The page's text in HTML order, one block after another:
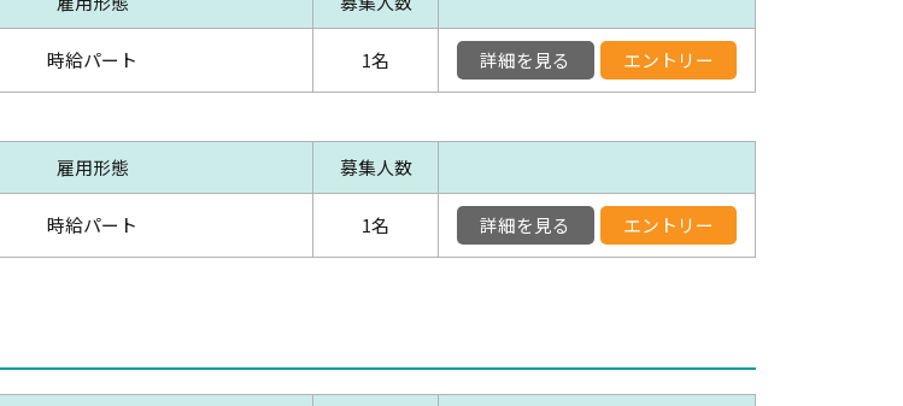
時給パート 1名 詳細を見る エントリー
雇用形態 募集人数
時給パート 1名 詳細を見る エントリー